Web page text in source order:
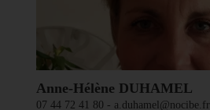
Anne-Hélène DUHAMEL
07 44 72 41 80 - a.duhamel@nocibe.fr